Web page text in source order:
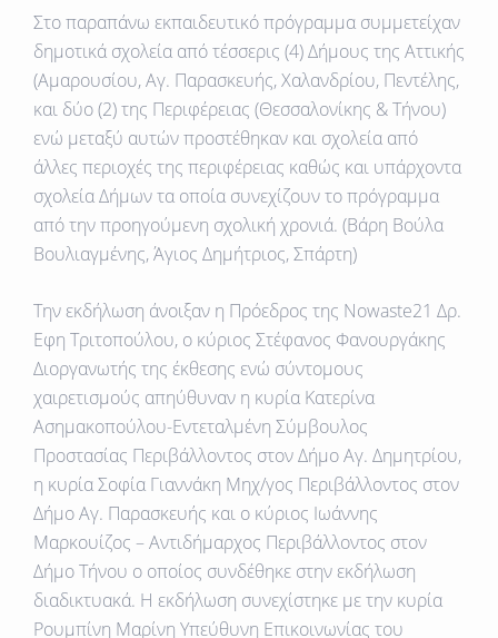
Στο παραπάνω εκπαιδευτικό πρόγραμμα συμμετείχαν
δημοτικά σχολεία από τέσσερις (4) Δήμους της Αττικής
(Αμαρουσίου, Αγ. Παρασκευής, Χαλανδρίου, Πεντέλης,
και δύο (2) της Περιφέρειας (Θεσσαλονίκης & Τήνου)
ενώ μεταξύ αυτών προστέθηκαν και σχολεία από
άλλες περιοχές της περιφέρειας καθώς και υπάρχοντα
σχολεία Δήμων τα οποία συνεχίζουν το πρόγραμμα
από την προηγούμενη σχολική χρονιά. (Βάρη Βούλα
Βουλιαγμένης, Άγιος Δημήτριος, Σπάρτη)
Την εκδήλωση άνοιξαν η Πρόεδρος της Νοwaste21 Δρ.
Εφη Τριτοπούλου, ο κύριος Στέφανος Φανουργάκης
Διοργανωτής της έκθεσης ενώ σύντομους
χαιρετισμούς απηύθυναν η κυρία Κατερίνα
Ασημακοπούλου-Εντεταλμένη Σύμβουλος
Προστασίας Περιβάλλοντος στον Δήμο Αγ. Δημητρίου,
η κυρίαΣοφία Γιαννάκη Μηχ/γος Περιβάλλοντος στον
Δήμο Αγ. Παρασκευής και ο κύριος Ιωάννης
Μαρκουίζος – Αντιδήμαρχος Περιβάλλοντος στον
Δήμο Τήνου ο οποίος συνδέθηκε στην εκδήλωση
διαδικτυακά. Η εκδήλωση συνεχίστηκε με την κυρία
Ρουμπίνη Μαρίνη Υπεύθυνη Επικοινωνίας του